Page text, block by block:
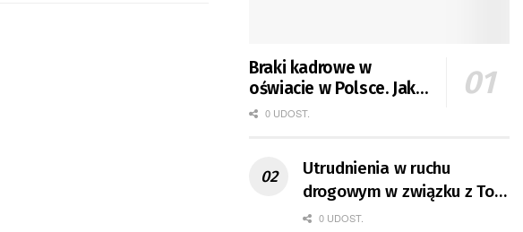
Braki kadrowe w
oświacie w Polsce. Jak
jest w Gorzowie?
0 UDOST.
Utrudnienia w ruchu
drogowym w związku z Tour
de Pologne
0 UDOST.